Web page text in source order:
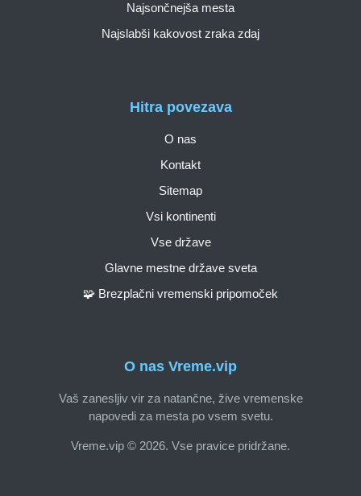
O nas Vreme.vip
Vaš zanesljiv vir za natančne, žive vremenske
napovedi za mesta po vsem svetu.
Vreme.vip © 2026. Vse pravice pridržane.
Hitra povezava
O nas
Kontakt
Sitemap
Vsi kontinenti
Vse države
Glavne mestne države sveta
🧩 Brezplačni vremenski pripomoček
Najsončnejša mesta
Najslabši kakovost zraka zdaj